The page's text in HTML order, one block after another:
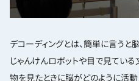
デコーディングとは、簡単に言うと
じゃんけんロボットや目で見てい
物を見たときに脳がどのように活